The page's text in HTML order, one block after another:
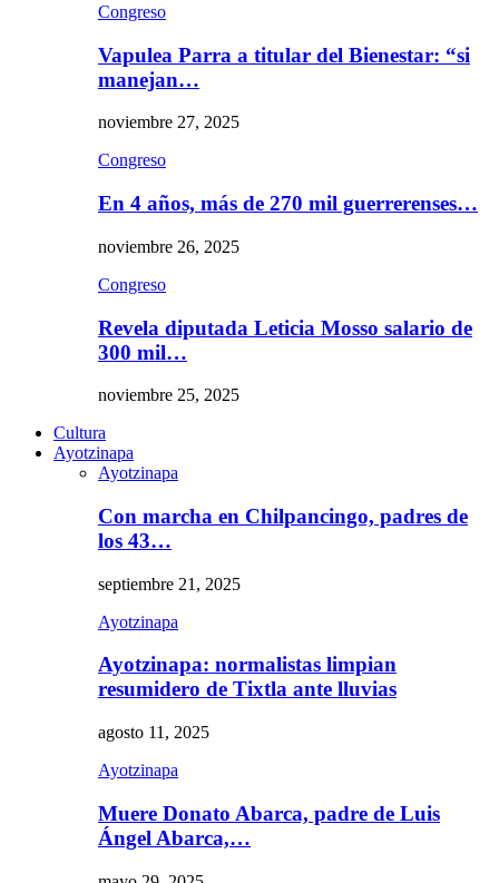
Congreso
Vapulea Parra a titular del Bienestar: “si
manejan…
noviembre 27, 2025
Congreso
En 4 años, más de 270 mil guerrerenses…
noviembre 26, 2025
Congreso
Revela diputada Leticia Mosso salario de
300 mil…
noviembre 25, 2025
Cultura
Ayotzinapa
Ayotzinapa
Con marcha en Chilpancingo, padres de
los 43…
septiembre 21, 2025
Ayotzinapa
Ayotzinapa: normalistas limpian
resumidero de Tixtla ante lluvias
agosto 11, 2025
Ayotzinapa
Muere Donato Abarca, padre de Luis
Ángel Abarca,…